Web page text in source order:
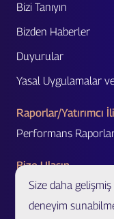
Size daha
deneyim
Bizi Tanıyın
Bizden Haberler
Duyurular
Yasal Uygulamalar
Raporlar/Yatırımcı
Performans
Bize Ulaşın
Acente Başvurusu
Acente/Broker Bul